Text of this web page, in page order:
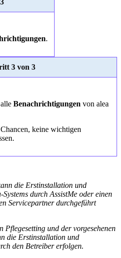
.
3 von 3
Benachrichtigungenvon alea
keine wichtigen
die Erstinstallation und
durch AssistMe oder einen
Servicepartner durchgeführt
Pflegesetting und der vorgesehenen
die Erstinstallation und
den Betreiber erfolgen.